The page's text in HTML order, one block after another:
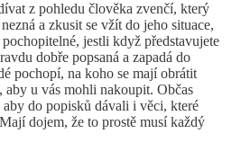
z pohledu člověka zvenčí, který
a zkusit se vžít do jeho situace,
jestli když představujete
dobře popsaná a zapadá do
pochopí, na koho se mají obrátit
aby u vás mohli nakoupit. Občas
do popisků dávali i věci, které
dojem, že to prostě musí každý